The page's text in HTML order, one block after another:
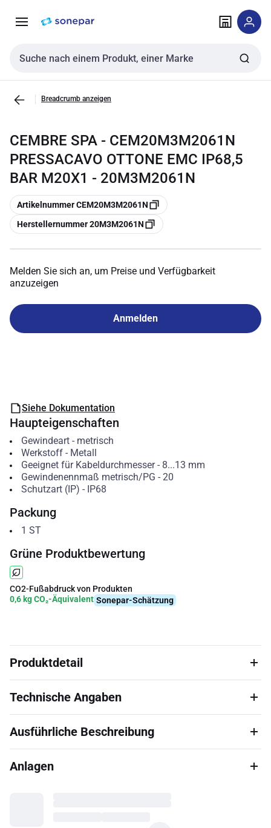
NavigationInhalt
Sucheingabe
Breadcrumb anzeigen
CEMBRE SPA - CEM20M3M2061N
PRESSACAVO OTTONE EMC IP68,5
BAR M20X1 - 20M3M2061N
Kopieren
Artikelnummer CEM20M3M2061N
Kopieren
Herstellernummer 20M3M2061N
Melden Sie sich an, um Preise und Verfügbarkeit
anzuzeigen
Anmelden
Siehe Dokumentation
Haupteigenschaften
Gewindeart- metrisch
Werkstoff- Metall
Geeignet für Kabeldurchmesser- 8...13 mm
Gewindenennmaß metrisch/PG - 20
Schutzart (IP) - IP68
Packung
1 ST
Grüne Produktbewertung
CO2-Fußabdruck von Produkten
0,6 kg CO₂-Äquivalent Sonepar-Schätzung
Produktdetail
Technische Angaben
Ausführliche Beschreibung
Anlagen